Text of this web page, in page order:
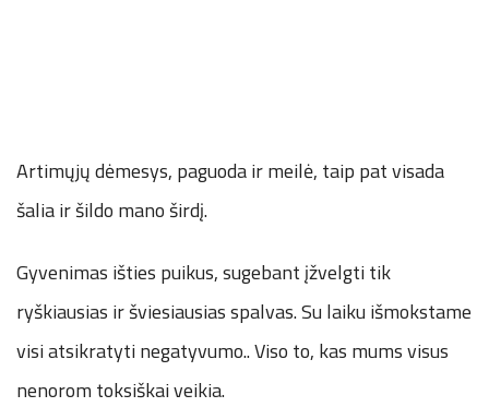
Artimųjų dėmesys, paguoda ir meilė, taip pat visada
šalia ir šildo mano širdį.
Gyvenimas išties puikus, sugebant įžvelgti tik
ryškiausias ir šviesiausias spalvas. Su laiku išmokstame
visi atsikratyti negatyvumo.. Viso to, kas mums visus
nenorom toksiškai veikia.